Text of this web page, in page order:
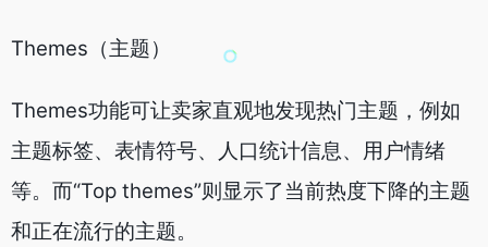
Themes（主题）
Themes功能可让卖家直观地发现热门主题，例如
主题标签、表情符号、人口统计信息、用户情绪
等。而“Top themes”则显示了当前热度下降的主题
和正在流行的主题。